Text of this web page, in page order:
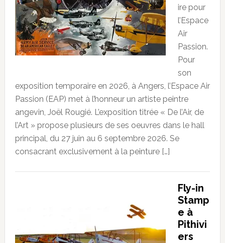
ire pour
l’Espace
Air
Passion.
Pour
son
exposition temporaire en 2026, à Angers, l’Espace Air
Passion (EAP) met à l’honneur un artiste peintre
angevin, Joël Rougié. L’exposition titrée « De l’Air, de
l’Art » propose plusieurs de ses oeuvres dans le hall
principal, du 27 juin au 6 septembre 2026. Se
consacrant exclusivement à la peinture […]
Fly-in
Stamp
e à
Pithivi
ers